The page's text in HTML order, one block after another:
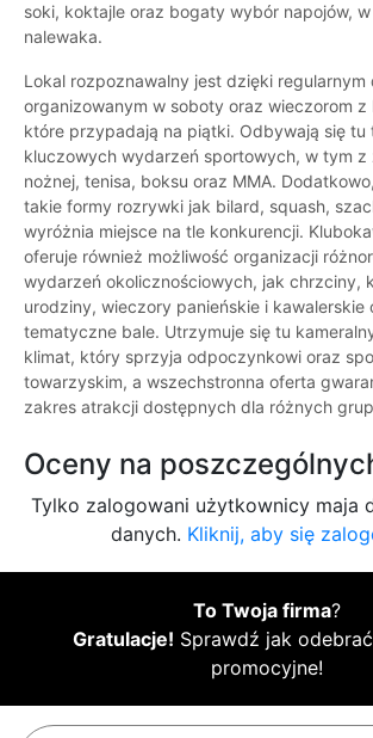
soki, koktajle oraz bogaty wybór napojów,
nalewaka.
Lokal rozpoznawalny jest dzięki regularnym
organizowanym w soboty oraz wieczorom z
które przypadają na piątki. Odbywają się tu
kluczowych wydarzeń sportowych, w tym z
nożnej, tenisa, boksu oraz MMA.
takie formy rozrywki jak bilard, squash,
wyróżnia miejsce na tle konkurencji.
oferuje również możliwość organizacji
wydarzeń okolicznościowych, jak chrzciny,
urodziny, wieczory panieńskie i kawalerskie
tematyczne bale. Utrzymuje się tu
klimat, który sprzyja odpoczynkowi oraz
towarzyskim, a wszechstronna oferta
zakres atrakcji dostępnych dla różnych
Oceny na
Tylko zalogowani użytkownicy maja
danych. Kliknij, aby się
To Twoja firma?
Gratulacje! Sprawdź jak
promocyjne!